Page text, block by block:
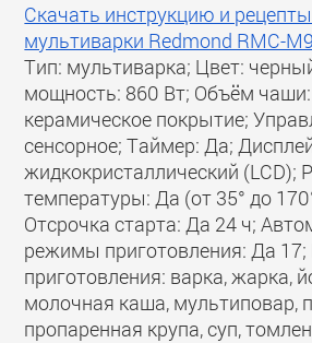
Скачать инструкцию и
мультиварки Redmond RMC-
Тип: мультиварка; Цвет:
мощность: 860 Вт; Объём
керамическое покрытие;
сенсорное; Таймер: Да;
жидкокристаллический (LCD);
температуры: Да (от 35° до
Отсрочка старта: Да 24 ч;
режимы приготовления: Да
приготовления: варка, жарка,
молочная каша, мультиповар,
пропаренная крупа, суп,